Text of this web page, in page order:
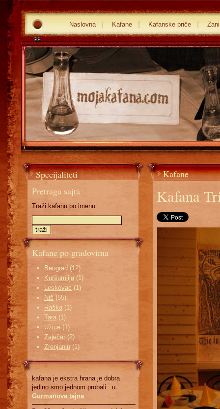
Naslovna Kafane Kafanske priče
Specijaliteti
Pretraga sajta
Traži kafanu po imenu
Kafane po gradovima
Beograd (12)
Kuršumlija (1)
Leskovac (1)
Niš (55)
Raška (1)
Tara (1)
Užice (1)
Zaječar (2)
Zrenjanin (1)
kafana je ekstra hrana je dobra
jedino smo jednom probali...u
Gurmanova tajna
Kafane
Kafana